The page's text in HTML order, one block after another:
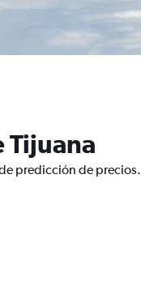
Tijuana
predicción de precios.